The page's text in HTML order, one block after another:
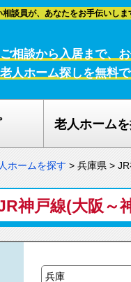
談員が、あなたをお手伝いしま
ご相談から入居まで、
老人ホーム探しを無料
老人ホーム
ホームを探す > 兵庫県 >
神戸線(大阪～